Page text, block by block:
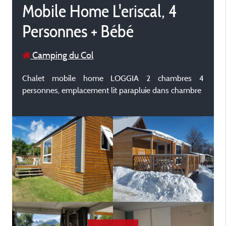
Mobile Home L'eriscal, 4
Personnes + Bébé
Camping du Col
Chalet mobile home LOGGIA 2 chambres 4
personnes, emplacement lit parapluie dans chambre